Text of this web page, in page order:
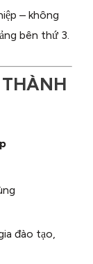
– không
bên thứ 3.
THÀNH
đào tạo,